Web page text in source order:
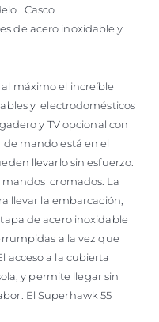
Casco
de acero inoxidable y
máximo el increíble
y electrodomésticos
y TV opcional con
de mando está en el
llevarlo sin esfuerzo.
cromados. La
llevar la embarcación,
de acero inoxidable
a la vez que
acceso a la cubierta
y permite llegar sin
El Superhawk 55